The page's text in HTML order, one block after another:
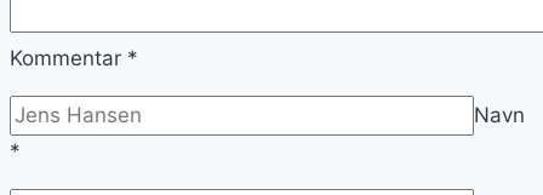
Kommentar *
Navn
*